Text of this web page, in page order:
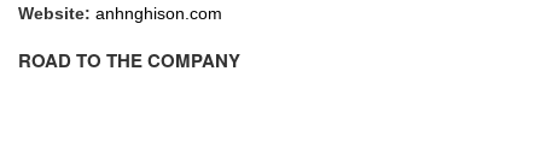
Emerson/Vertiv
EMG
Website: anhnghison.com
ROAD TO THE COMPANY